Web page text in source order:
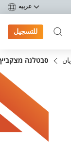
عربيه
للتسجيل
סבטלנה מצקביץ